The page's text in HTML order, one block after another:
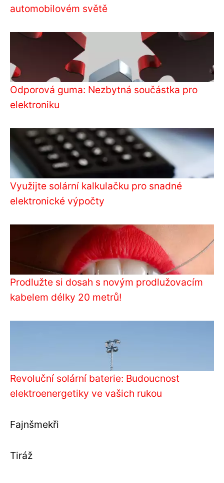
automobilovém světě
Odporová guma: Nezbytná součástka pro
elektroniku
Využijte solární kalkulačku pro snadné
elektronické výpočty
Prodlužte si dosah s novým prodlužovacím
kabelem délky 20 metrů!
Revoluční solární baterie: Budoucnost
elektroenergetiky ve vašich rukou
Fajnšmekři
Tiráž